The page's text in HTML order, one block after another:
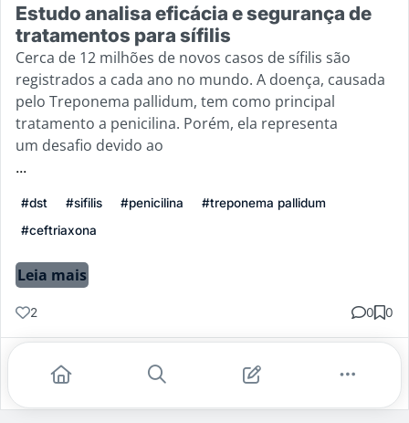
Estudo analisa eficácia e segurança de
tratamentos para sífilis
Cerca de 12 milhões de novos casos de sífilis são
registrados a cada ano no mundo. A doença, causada
pelo Treponema pallidum, tem como principal
tratamento a penicilina. Porém, ela representa
um desafio devido ao
...
#dst #sifilis #penicilina
#treponema pallidum
#ceftriaxona
Leia mais
2 0 0
Gostei Comentar Salvar